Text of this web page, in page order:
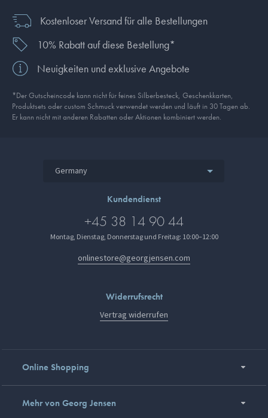
Kostenloser Versand für alle Bestellungen
10% Rabatt auf diese Bestellung*
Neuigkeiten und exklusive Angebote
*Der Gutscheincode kann nicht für feines Silberbesteck, Geschenkkarten,
Produkt­sets oder custom Schmuck verwendet werden und läuft in 30 Tagen ab.
Er kann nicht mit anderen Rabatten oder Aktionen kombiniert werden.
Germany
Kundendienst
+45 38 14 90 44
Montag, Dienstag, Donnerstag und Freitag: 10:00–12:00
onlinestore@georgjensen.com
Widerrufsrecht
Vertrag widerrufen
Online Shopping
Mehr von Georg Jensen